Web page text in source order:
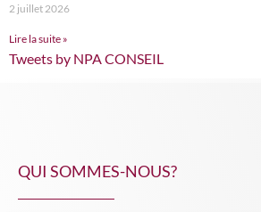
2 juillet 2026
Lire la suite »
Tweets by NPA CONSEIL
QUI SOMMES-NOUS?